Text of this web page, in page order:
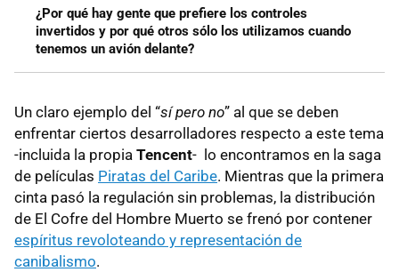
¿Por qué hay gente que prefiere los controles
invertidos y por qué otros sólo los utilizamos cuando
tenemos un avión delante?
Un claro ejemplo del “sí pero no” al que se deben
enfrentar ciertos desarrolladores respecto a este tema
-incluida la propia Tencent- lo encontramos en la saga
de películas Piratas del Caribe. Mientras que la primera
cinta pasó la regulación sin problemas, la distribución
de El Cofre del Hombre Muerto se frenó por contener
espíritus revoloteando y representación de
canibalismo.